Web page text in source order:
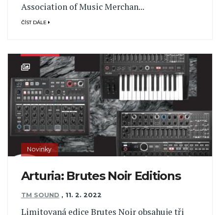
Association of Music Merchan...
ČÍST DÁLE
Novinky
Arturia: Brutes Noir Editions
TM SOUND , 11. 2. 2022
Limitovaná edice Brutes Noir obsahuje tři